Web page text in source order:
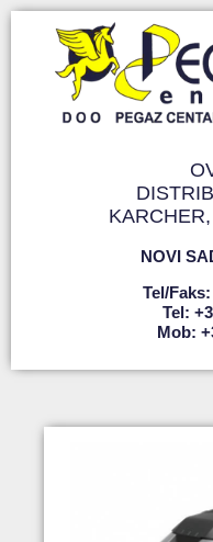
NOVI
Tel/faks:
Tel:
Mob: